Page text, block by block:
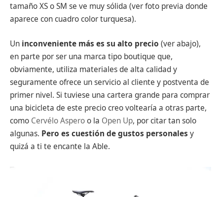
tamaño XS o SM se ve muy sólida (ver foto previa donde
aparece con cuadro color turquesa).
Un inconveniente más es su alto precio (ver abajo),
en parte por ser una marca tipo boutique que,
obviamente, utiliza materiales de alta calidad y
seguramente ofrece un servicio al cliente y postventa de
primer nivel. Si tuviese una cartera grande para comprar
una bicicleta de este precio creo voltearía a otras parte,
como Cervélo Asperoo la Open Up, por citar tan solo
algunas. Pero es cuestión de gustos personales y
quizá a ti te encante la Able.